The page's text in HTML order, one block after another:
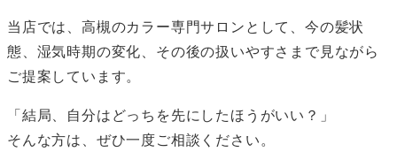
当店では、高槻のカラー専門サロンとして、今の髪状
態、湿気時期の変化、その後の扱いやすさまで見ながら
ご提案しています。
「結局、自分はどっちを先にしたほうがいい？」
そんな方は、ぜひ一度ご相談ください。